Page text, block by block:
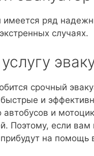
ряд
случаях.
срочный
и
автобусов и
Поэтому, если вам
на помощь